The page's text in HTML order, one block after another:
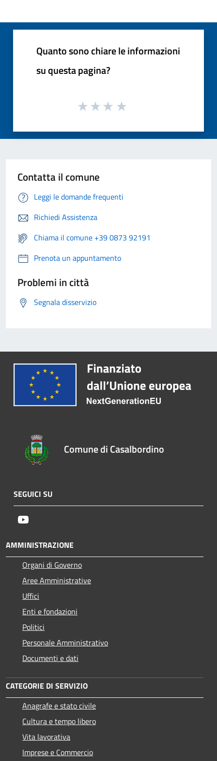
Quanto sono chiare le informazioni
su questa pagina?
Contatta il comune
Leggi le domande frequenti
Richiedi Assistenza
Chiama il comune +39 0873 92191
Prenota un appuntamento
Problemi in città
Segnala disservizio
Comune di Casalbordino
SEGUICI SU
AMMINISTRAZIONE
Organi di Governo
Aree Amministrative
Uffici
Enti e fondazioni
Politici
Personale Amministrativo
Documenti e dati
CATEGORIE DI SERVIZIO
Anagrafe e stato civile
Cultura e tempo libero
Vita lavorativa
Imprese e Commercio